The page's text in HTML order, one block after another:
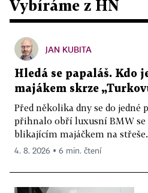
Vybíráme z HN
JAN KUBITA
Hledá se papaláš. Kdo
majákem skrze
Před několika dny se do jedné
přihnalo obří luxusní BMW se
blikajícím majáčkem na
4. 8. 2026 ▪ 6 min. čtení